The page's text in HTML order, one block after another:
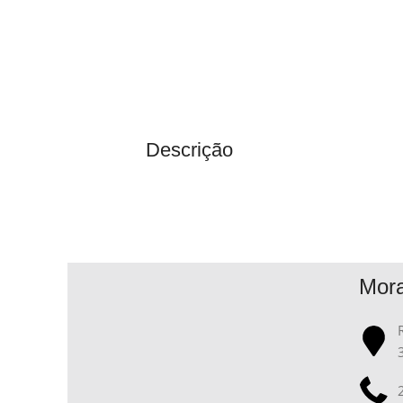
Descrição